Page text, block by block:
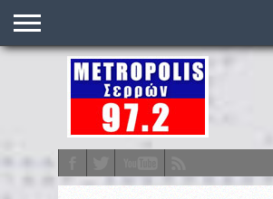
ΣΤΑΘΜΌΣ
METRONEWS
ΠΟΔΌΣΦΑΙΡΟ
ΒΑΘΜΟΛΟΓΊΕΣ
ΠΡΟΓΡΆΜΜΑΤΑ
ΣΤΟΊΧΗΜΑ
ΕΠΙΚΟΙΝΩΝΊΑ